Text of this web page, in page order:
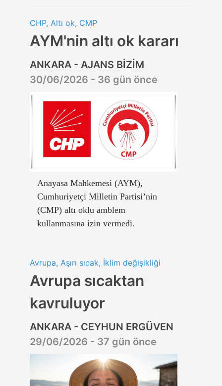
CHP, Altı ok, CMP
AYM'nin altı ok kararı
ANKARA - AJANS BİZİM
30/06/2026 - 36 gün önce
Anayasa Mahkemesi (AYM),
Cumhuriyetçi Milletin Partisi’nin
(CMP) altı oklu amblem
kullanmasına izin vermedi.
Avrupa, Aşırı sıcak, İklim değişikliği
Avrupa sıcaktan
kavruluyor
ANKARA - CEYHUN ERGÜVEN
29/06/2026 - 37 gün önce